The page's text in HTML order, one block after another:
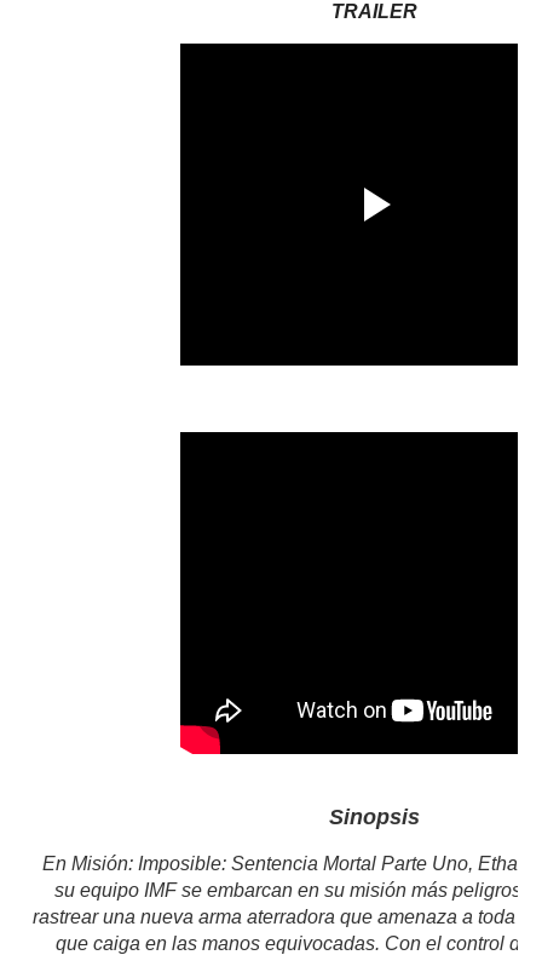
TRAILER
Sinopsis
En Misión: Imposible: Sentencia Mortal Parte Uno, Ethan
su equipo IMF se embarcan en su misión más peligrosa
rastrear una nueva arma aterradora que amenaza a toda
que caiga en las manos equivocadas. Con el control del